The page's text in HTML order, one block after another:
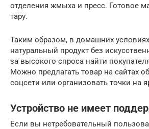
отделения жмыха и пресс. Готовое
тару.
Таким образом, в домашних
натуральный продукт без
за высокого спроса найти
Можно предлагать товар на сайтах
соцсети или организовать точки на
Устройство не имеет
Если вы нетребовательный